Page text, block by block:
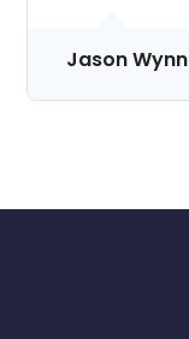
Jason Wynn